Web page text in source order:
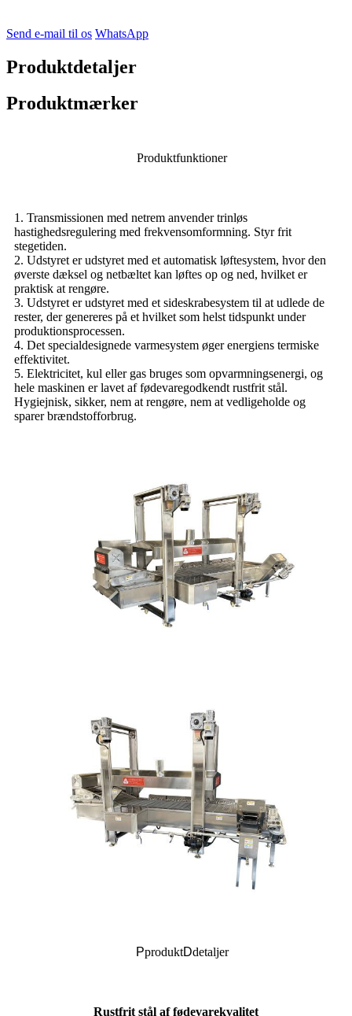
Send e-mail til os WhatsApp
Produktdetaljer
Produktmærker
Produktfunktioner
1. Transmissionen med netrem anvender trinløs
hastighedsregulering med frekvensomformning. Styr frit
stegetiden.
2. Udstyret er udstyret med et automatisk løftesystem, hvor den
øverste dæksel og netbæltet kan løftes op og ned, hvilket er
praktisk at rengøre.
3. Udstyret er udstyret med et sideskrabesystem til at udlede de
rester, der genereres på et hvilket som helst tidspunkt under
produktionsprocessen.
4. Det specialdesignede varmesystem øger energiens termiske
effektivitet.
5. Elektricitet, kul eller gas bruges som opvarmningsenergi, og
hele maskinen er lavet af fødevaregodkendt rustfrit stål.
Hygiejnisk, sikker, nem at rengøre, nem at vedligeholde og
sparer brændstofforbrug.
PproduktDdetaljer
Rustfrit stål af fødevarekvalitet